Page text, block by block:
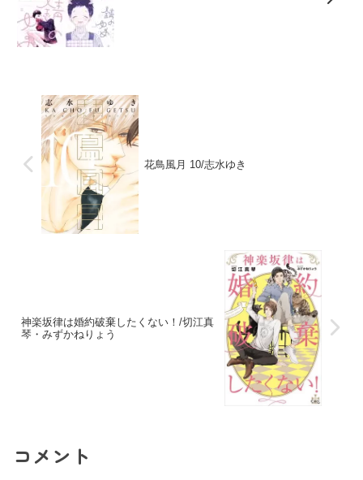
花鳥風月 10/志水ゆき
神楽坂律は婚約破棄したくない！/切江真
琴・みずかねりょう
コメント